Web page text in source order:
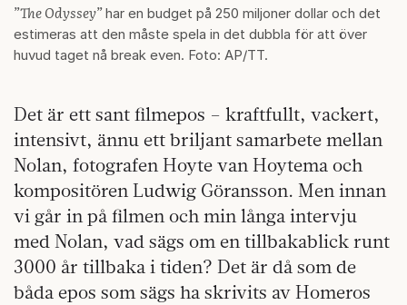
”The Odyssey”har en budget på 250 miljoner dollar och det
estimeras att den måste spela in det dubbla för att över
huvud taget nå break even. Foto: AP/TT.
Det är ett sant filmepos – kraftfullt, vackert,
intensivt, ännu ett briljant samarbete mellan
Nolan, fotografen Hoyte van Hoytema och
kompositören Ludwig Göransson. Men innan
vi går in på filmen och min långa intervju
med Nolan, vad sägs om en tillbakablick runt
3000 år tillbaka i tiden? Det är då som de
båda epos som sägs ha skrivits av Homeros